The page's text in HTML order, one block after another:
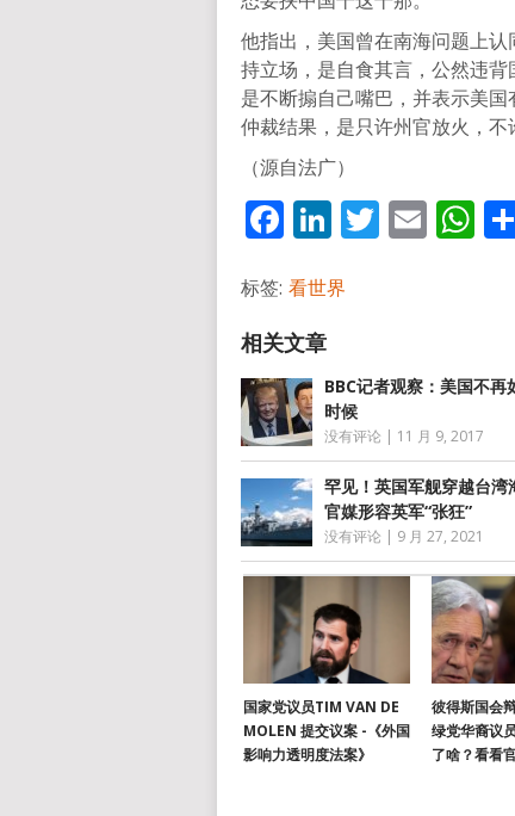
他指出，美国曾在南海问题上
持立场，是自食其言，公然违
是不断搧自己嘴巴，并表示美
仲裁结果，是只许州官放火，不
（源自法广）
Facebook
LinkedIn
Twitter
标签: 看世界
BBC记者观察：美国不再
时候
没有评论 | 11 月 9, 2017
罕见！英国军舰穿越台湾
官媒形容英军“张狂”
没有评论 | 9 月 27, 2021
国家党议员TIM VAN DE
MOLEN 提交议案 -《外国
影响力透明度法案》
彼得斯国会
绿党华裔议
了啥？看看